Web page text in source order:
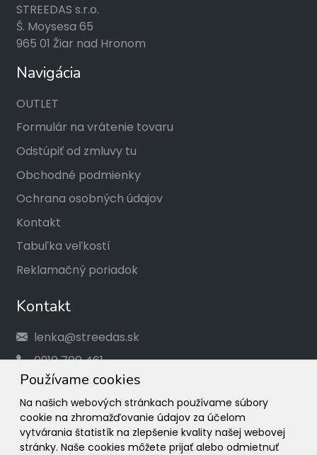
Používame cookies
Na našich webových stránkach používame súbory
cookie na zhromažďovanie údajov za účelom
vytvárania štatistík na zlepšenie kvality našej webovej
stránky. Naše cookies môžete prijať alebo odmietnuť
STREEDAS s.r.o.
Š. Moysesa 65
965 01 Žiar nad Hronom
Navigácia
OUTLET
Formulár na vrátenie tovaru
Odstúpiť od zmluvy tu
Obchodné podmienky
Ochrana osobných údajov
Kontakt
Tabuľka veľkostí
Reklamačný poriadok
Kontakt
lenka@streedas.sk
0910 700 461
Social
Facebook
Instagram